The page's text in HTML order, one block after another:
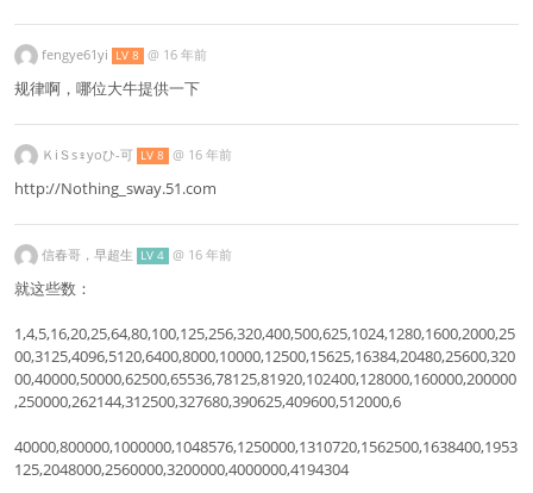
fengye61yi LV 8 @ 16 年前
规律啊，哪位大牛提供一下
ＫiＳs♀yoひ-可 LV 8 @ 16 年前
http://Nothing_sway.51.com
信春哥，早超生 LV 4 @ 16 年前
就这些数：
1,4,5,16,20,25,64,80,100,125,256,320,400,500,625,1024,1280,1600,2000,25
00,3125,4096,5120,6400,8000,10000,12500,15625,16384,20480,25600,320
00,40000,50000,62500,65536,78125,81920,102400,128000,160000,200000
,250000,262144,312500,327680,390625,409600,512000,6
40000,800000,1000000,1048576,1250000,1310720,1562500,1638400,1953
125,2048000,2560000,3200000,4000000,4194304